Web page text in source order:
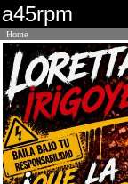
a45rpm
Home